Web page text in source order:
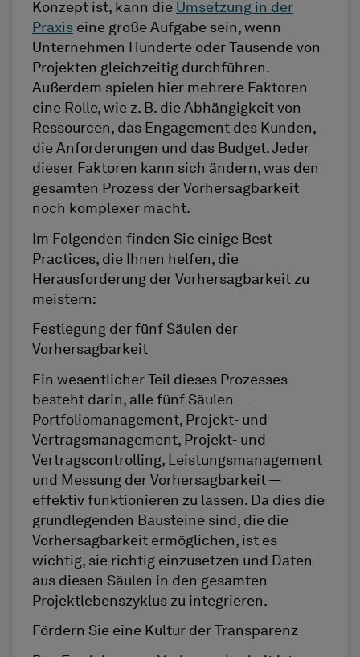
Konzept ist, kann die Umsetzung in der
Praxis eine große Aufgabe sein, wenn
Unternehmen Hunderte oder Tausende von
Projekten gleichzeitig durchführen.
Außerdem spielen hier mehrere Faktoren
eine Rolle, wie z. B. die Abhängigkeit von
Ressourcen, das Engagement des Kunden,
die Anforderungen und das Budget. Jeder
dieser Faktoren kann sich ändern, was den
gesamten Prozess der Vorhersagbarkeit
noch komplexer macht.
Im Folgenden finden Sie einige Best
Practices, die Ihnen helfen, die
Herausforderung der Vorhersagbarkeit zu
meistern:
Festlegung der fünf Säulen der
Vorhersagbarkeit
Ein wesentlicher Teil dieses Prozesses
besteht darin, alle fünf Säulen —
Portfoliomanagement, Projekt- und
Vertragsmanagement, Projekt- und
Vertragscontrolling, Leistungsmanagement
und Messung der Vorhersagbarkeit —
effektiv funktionieren zu lassen. Da dies die
grundlegenden Bausteine sind, die die
Vorhersagbarkeit ermöglichen, ist es
wichtig, sie richtig einzusetzen und Daten
aus diesen Säulen in den gesamten
Projektlebenszyklus zu integrieren.
Fördern Sie eine Kultur der Transparenz